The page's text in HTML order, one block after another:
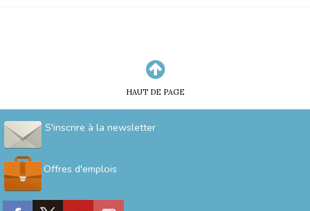
HAUT DE PAGE
S'inscrire à la newsletter
Offres d'emplois